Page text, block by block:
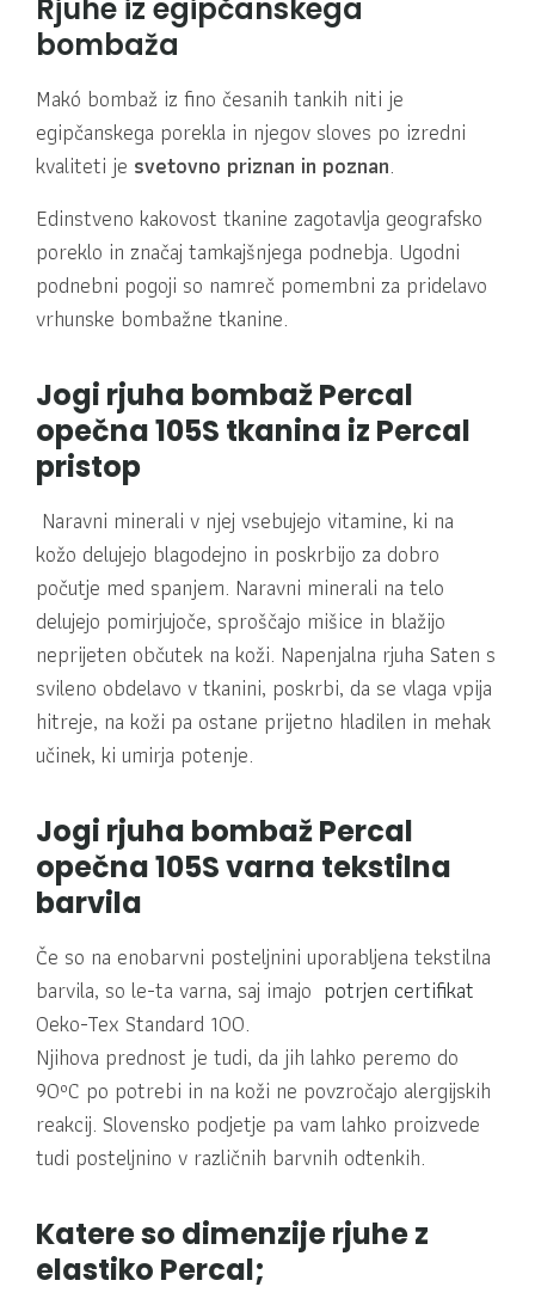
Rjuhe iz egipčanskega
bombaža
Makó bombaž iz fino česanih tankih niti je
egipčanskega porekla in njegov sloves po izredni
kvaliteti je svetovno priznan in poznan.
Edinstveno kakovost tkanine zagotavlja geografsko
poreklo in značaj tamkajšnjega podnebja. Ugodni
podnebni pogoji so namreč pomembni za pridelavo
vrhunske bombažne tkanine.
Jogi rjuha bombaž Percal
opečna 105S tkanina iz Percal
pristop
Naravni minerali v njej vsebujejo vitamine, ki na
kožo delujejo blagodejno in poskrbijo za dobro
počutje med spanjem. Naravni minerali na telo
delujejo pomirjujoče, sproščajo mišice in blažijo
neprijeten občutek na koži. Napenjalna rjuha Saten s
svileno obdelavo v tkanini, poskrbi, da se vlaga vpija
hitreje, na koži pa ostane prijetno hladilen in mehak
učinek, ki umirja potenje.
Jogi rjuha bombaž Percal
opečna 105S varna tekstilna
barvila
Če so na enobarvni posteljnini uporabljena tekstilna
barvila, so le-ta varna, saj imajo potrjen certifikat
Oeko-Tex Standard 100.
Njihova prednost je tudi, da jih lahko peremo do
90ºC po potrebi in na koži ne povzročajo alergijskih
reakcij. Slovensko podjetje pa vam lahko proizvede
tudi posteljnino v različnih barvnih odtenkih.
Katere so dimenzije rjuhe z
elastiko Percal;